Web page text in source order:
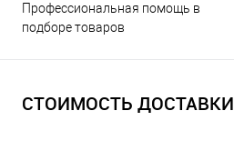
Профессиональная помощь в
подборе товаров
СТОИМОСТЬ ДОСТАВКИ